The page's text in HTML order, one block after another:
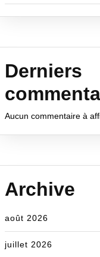
Derniers
Aucun commentaire à
Archive
août 2026
juillet 2026